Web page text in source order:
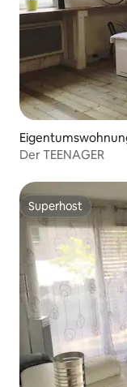
Der TEENAGER
Superhost
Superhost